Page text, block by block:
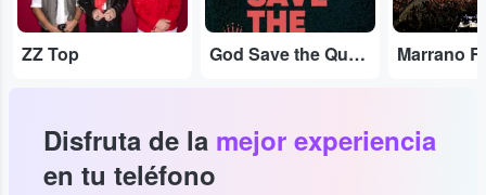
ZZ Top God Save the Queen Marrano
Disfruta de la mejor experiencia
en tu teléfono